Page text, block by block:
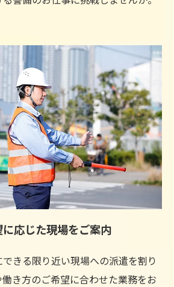
応じた現場をご案内
きる限り近い現場への派遣を割り
き方のご希望に合わせた業務をお